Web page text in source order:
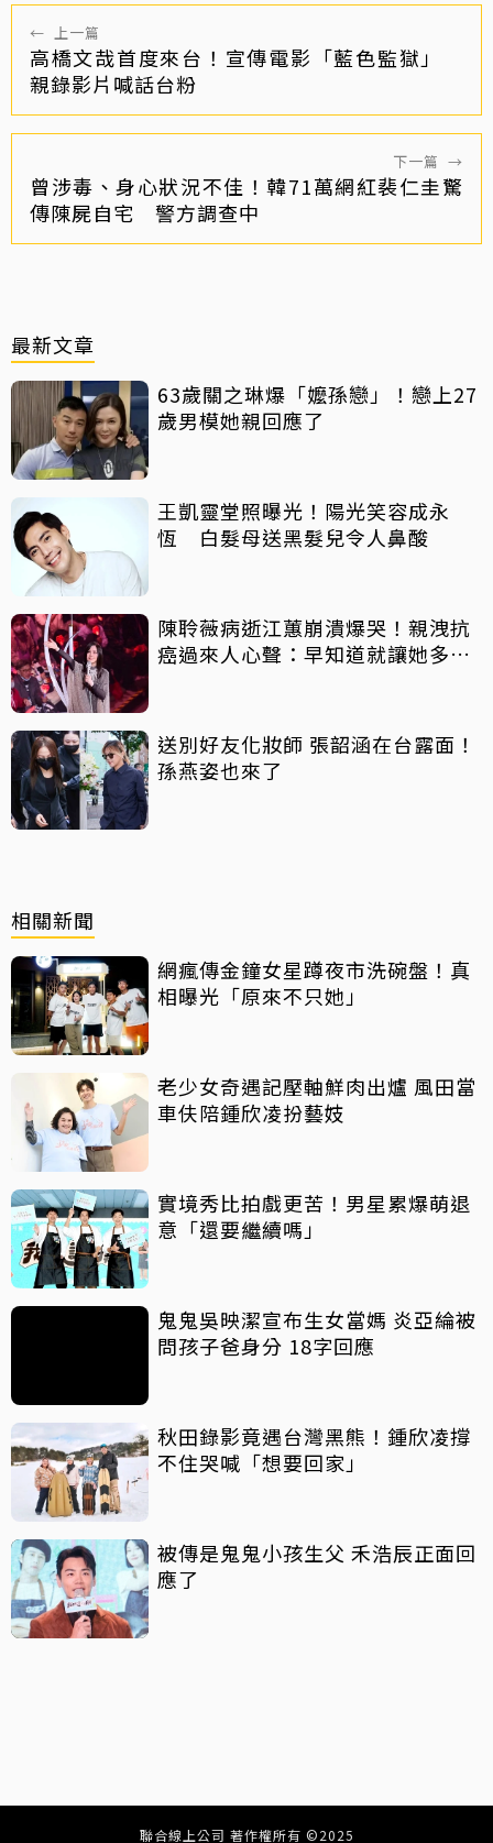
← 上一篇
高橋文哉首度來台！宣傳電影「藍色監獄」
親錄影片喊話台粉
下一篇 →
曾涉毒、身心狀況不佳！韓71萬網紅裴仁圭驚
傳陳屍自宅 警方調查中
最新文章
63歲關之琳爆「嬤孫戀」！戀上27
歲男模她親回應了
王凱靈堂照曝光！陽光笑容成永
恆 白髮母送黑髮兒令人鼻酸
陳聆薇病逝江蕙崩潰爆哭！親洩抗
癌過來人心聲：早知道就讓她多化
送別好友化妝師 張韶涵在台露面！
孫燕姿也來了
相關新聞
網瘋傳金鐘女星蹲夜市洗碗盤！真
相曝光「原來不只她」
老少女奇遇記壓軸鮮肉出爐 風田當
車伕陪鍾欣凌扮藝妓
實境秀比拍戲更苦！男星累爆萌退
意「還要繼續嗎」
鬼鬼吳映潔宣布生女當媽 炎亞綸被
問孩子爸身分 18字回應
秋田錄影竟遇台灣黑熊！鍾欣凌撐
不住哭喊「想要回家」
被傳是鬼鬼小孩生父 禾浩辰正面回
應了
聯合線上公司 著作權所有 ©2025